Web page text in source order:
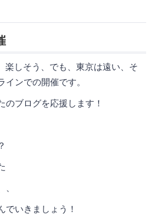
しそう、でも、東京は遠い、そ
ンでの開催です。
のブログを応援します！
でいきましょう！